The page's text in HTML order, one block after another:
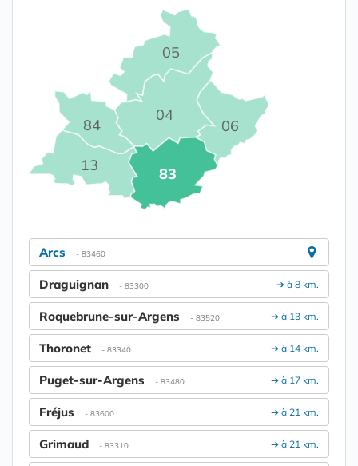
04
05
06
13 83
84
Arcs - 83460
➔ à 8 km.
Draguignan - 83300
➔ à 13 km.
Roquebrune-sur-Argens - 83520
➔ à 14 km.
Thoronet - 83340
➔ à 17 km.
Puget-sur-Argens - 83480
➔ à 21 km.
Fréjus - 83600
➔ à 21 km.
Grimaud - 83310